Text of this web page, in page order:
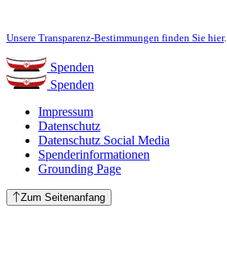
Unsere Transparenz-Bestimmungen finden Sie hier.
Spenden
Spenden
Impressum
Datenschutz
Datenschutz Social Media
Spenderinformationen
Grounding Page
Zum Seitenanfang